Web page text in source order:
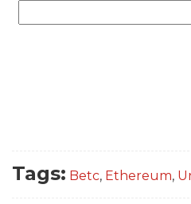
OPINIONI
Tags: Betc, Ethereum,